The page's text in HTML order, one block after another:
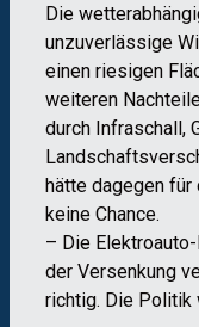
Die
unzuverlässige
einen riesigen
weiteren
durch Infraschall,
hätte dagegen
keine Chance.
– Die
der Versenkung
richtig. Die Politik